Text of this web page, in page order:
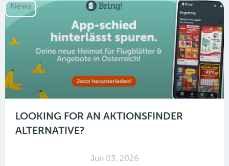
News
LOOKING FOR AN AKTIONSFINDER
ALTERNATIVE?
Jun 03, 2026